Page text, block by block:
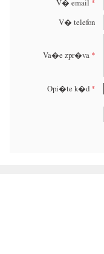
V� email *
V� telefon
Va�e zpr�va *
Opi�te k�d *